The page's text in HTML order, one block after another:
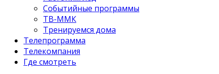
Событийные программы
ТВ-ММК
Тренируемся дома
Телепрограмма
Телекомпания
Где смотреть